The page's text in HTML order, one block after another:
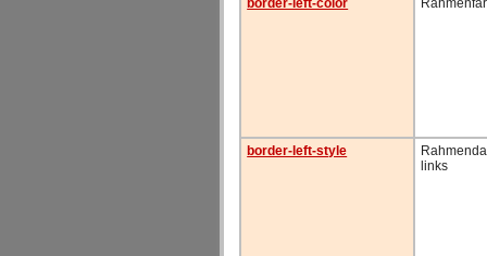
border-left-style
links